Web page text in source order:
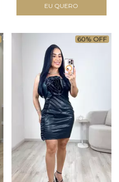
EU QUERO
60% OFF